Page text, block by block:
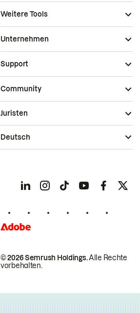
Weitere Tools
Unternehmen
Support
Community
© 2026 Semrush Holdings.Alle Rechte
vorbehalten.
Juristen
Deutsch